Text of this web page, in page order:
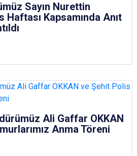
Sayın Nurettin
Haftası Kapsamında Anıt
Ali Gaffar OKKAN
Anma Töreni